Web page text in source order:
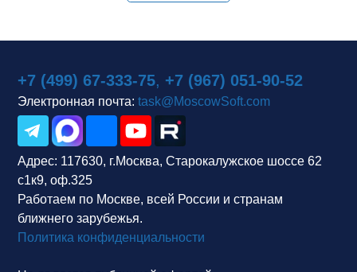
+7 (499) 67-333-75, +7 (967) 051-90-52
Электронная почта: task@MoscowSoft.com
Адрес: 117630, г.Москва, Старокалужское шоссе 62
с1к9, оф.325
Работаем по Москве, всей России и странам
ближнего зарубежья.
Политика конфиденциальности